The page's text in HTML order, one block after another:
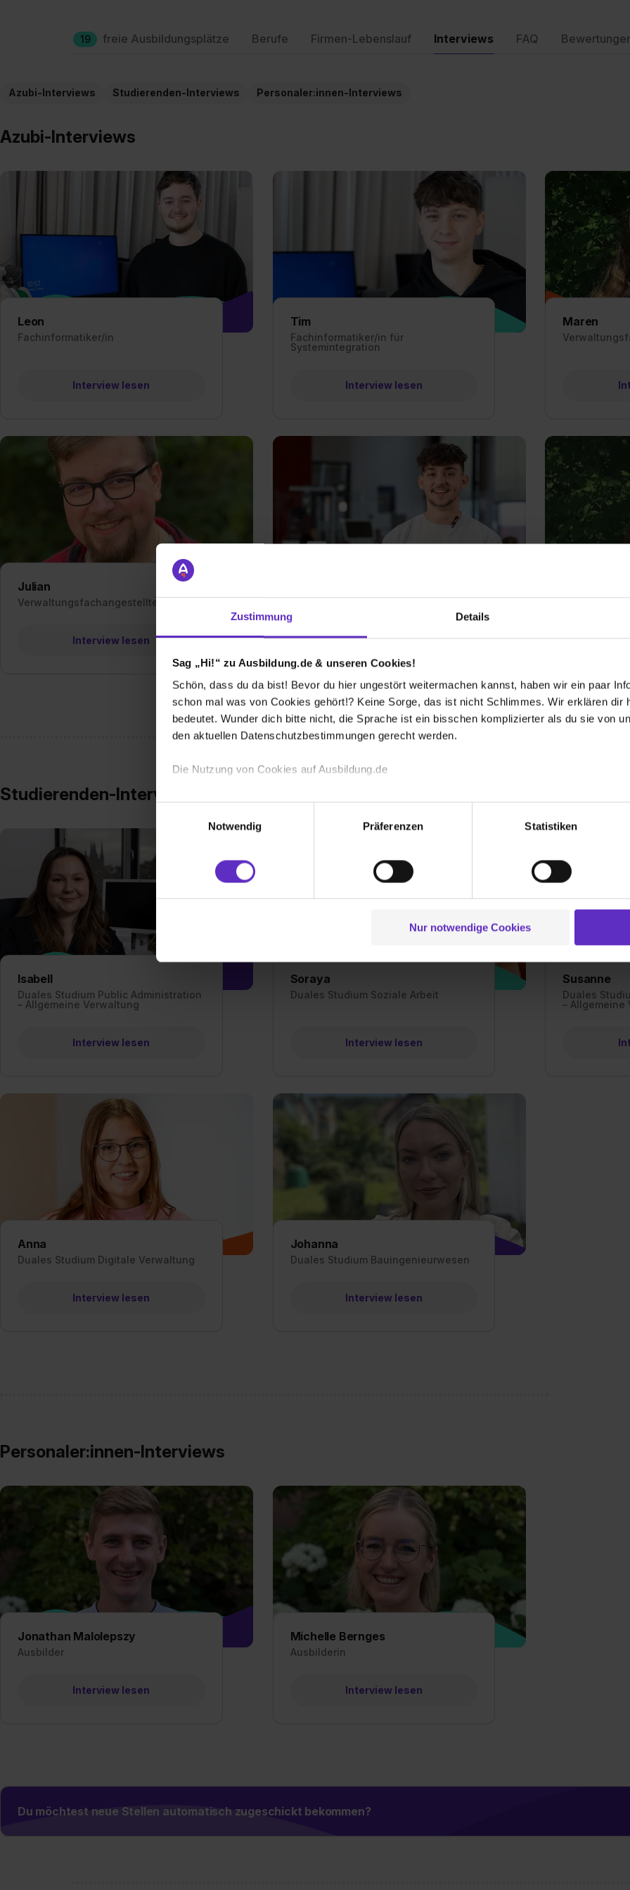
Zustimmung Details
Sag „Hi!“ zu Ausbildung.de & unseren Cookies!
Schön, dass du da bist! Bevor du hier ungestört weitermachen kannst, haben wir ein paar
schon mal was von Cookies gehört!? Keine Sorge, das ist nicht Schlimmes. Wir erklären dir
bedeutet. Wunder dich bitte nicht, die Sprache ist ein bisschen komplizierter als du sie von
den aktuellen Datenschutzbestimmungen gerecht werden.
Die Nutzung von Cookies auf Ausbildung.de
Wir verwenden Cookies zur technischen Funktion unserer Webseite („Notwendig“), um von
Webseite getroffenen Einstellungen zu speichern ( „Präferenzen“), die Zugriffe auf unsere
Partner führen diese Informationen möglicherweise mit weiteren Daten zusammen, die du
zu. . In diesem Fall sowie bei der separaten Aktivierung von „Social Media und Marketing“
Erlaubnis hierfür kannst du auch später noch im Einzelfall bei dem jeweiligen Inhalt erteilen.
Verwendungszwecke zulassen, triff deine Auswahl über die Checkboxen und klick auf
Einwilligung zur Platzierung von Cookies der Kategorien „Präferenzen“, „Statistiken“ und
verfügen über kein angemessenes Datenschutzniveau (EuGH – Schrems II). Du kannst die
Notwendig
Präferenzen Statistiken
Nur notwendige Cookies
19 freie Ausbildungsplätze Berufe Firmen-Lebenslauf Interviews FAQ
Azubi-Interviews Studierenden-Interviews Personaler:innen-Interviews
Azubi-Interviews
Leon
Fachinformatiker/in
Interview lesen
Tim
Fachinformatiker/in für
Systemintegration
Interview lesen
Maren
Julian
Verwaltungsfachangestellte/r
Interview lesen Interview lesen
Studierenden-Interviews
Isabell
Duales Studium Public Administration
– Allgemeine Verwaltung
Interview lesen
Soraya
Duales Studium Soziale Arbeit
Interview lesen
Susanne
Duales
– Allgemeine
Anna
Duales Studium Digitale Verwaltung
Interview lesen
Johanna
Duales Studium Bauingenieurwesen
Interview lesen
Personaler:innen-Interviews
Jonathan Malolepszy
Ausbilder
Interview lesen
Michelle Bernges
Ausbilderin
Interview lesen
Du möchtest neue Stellen automatisch zugeschickt bekommen?